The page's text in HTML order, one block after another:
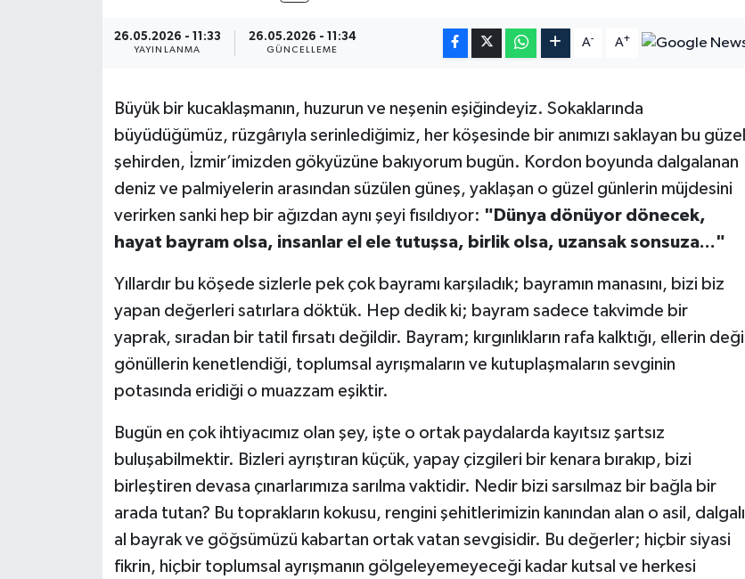
26.05.2026 - 11:33
YAYINLANMA
26.05.2026 - 11:34
GÜNCELLEME
A- A+
Büyük bir kucaklaşmanın, huzurun ve neşenin eşiğindeyiz. Sokaklarında
büyüdüğümüz, rüzgârıyla serinlediğimiz, her köşesinde bir anımızı saklayan bu güzel
şehirden, İzmir’imizden gökyüzüne bakıyorum bugün. Kordon boyunda dalgalanan
deniz ve palmiyelerin arasından süzülen güneş, yaklaşan o güzel günlerin müjdesini
verirken sanki hep bir ağızdan aynı şeyi fısıldıyor: "Dünya dönüyor dönecek,
hayat bayram olsa, insanlar el ele tutuşsa, birlik olsa, uzansak sonsuza..."
Yıllardır bu köşede sizlerle pek çok bayramı karşıladık; bayramın manasını, bizi biz
yapan değerleri satırlara döktük. Hep dedik ki; bayram sadece takvimde bir
yaprak, sıradan bir tatil fırsatı değildir. Bayram; kırgınlıkların rafa kalktığı, ellerin değil
gönüllerin kenetlendiği, toplumsal ayrışmaların ve kutuplaşmaların sevginin
potasında eridiği o muazzam eşiktir.
Bugün en çok ihtiyacımız olan şey, işte o ortak paydalarda kayıtsız şartsız
buluşabilmektir. Bizleri ayrıştıran küçük, yapay çizgileri bir kenara bırakıp, bizi
birleştiren devasa çınarlarımıza sarılma vaktidir. Nedir bizi sarsılmaz bir bağla bir
arada tutan? Bu toprakların kokusu, rengini şehitlerimizin kanından alan o asil, dalgalı
al bayrak ve göğsümüzü kabartan ortak vatan sevgisidir. Bu değerler; hiçbir siyasi
fikrin, hiçbir toplumsal ayrışmanın gölgeleyemeyeceği kadar kutsal ve herkesi